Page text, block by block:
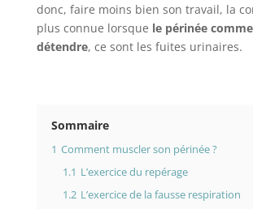
donc, faire moins bien son travail, la
plus connue lorsque le périnée
détendre, ce sont les fuites urinaires.
Sommaire
1 Comment muscler son périnée ?
1.1 L’exercice du repérage
1.2 L’exercice de la fausse respiration